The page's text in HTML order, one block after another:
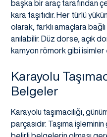
başka bir araç tarafından
kara taşıtıdır. Her türlü
olarak, farklı amaçlara
anılabilir. Düz dorse, açık
kamyon römork gibi isimler
Karayolu
Belgeler
Karayolu taşımacılığı,
parçasıdır. Taşıma